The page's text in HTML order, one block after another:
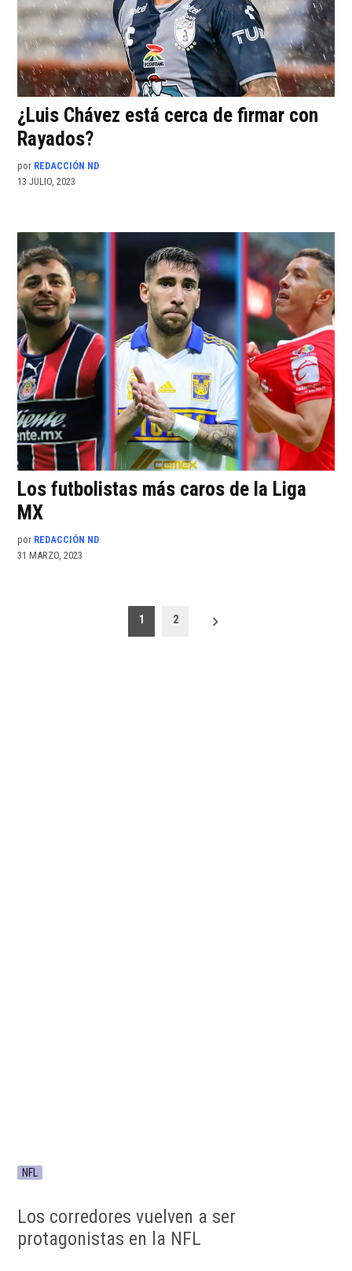
¿Luis Chávez está cerca de firmar con
Rayados?
por REDACCIÓN ND
13 JULIO, 2023
Los futbolistas más caros de la Liga
MX
por REDACCIÓN ND
31 MARZO, 2023
1 2
NFL
Los corredores vuelven a ser
protagonistas en la NFL